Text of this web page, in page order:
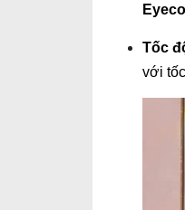
Tốc
với